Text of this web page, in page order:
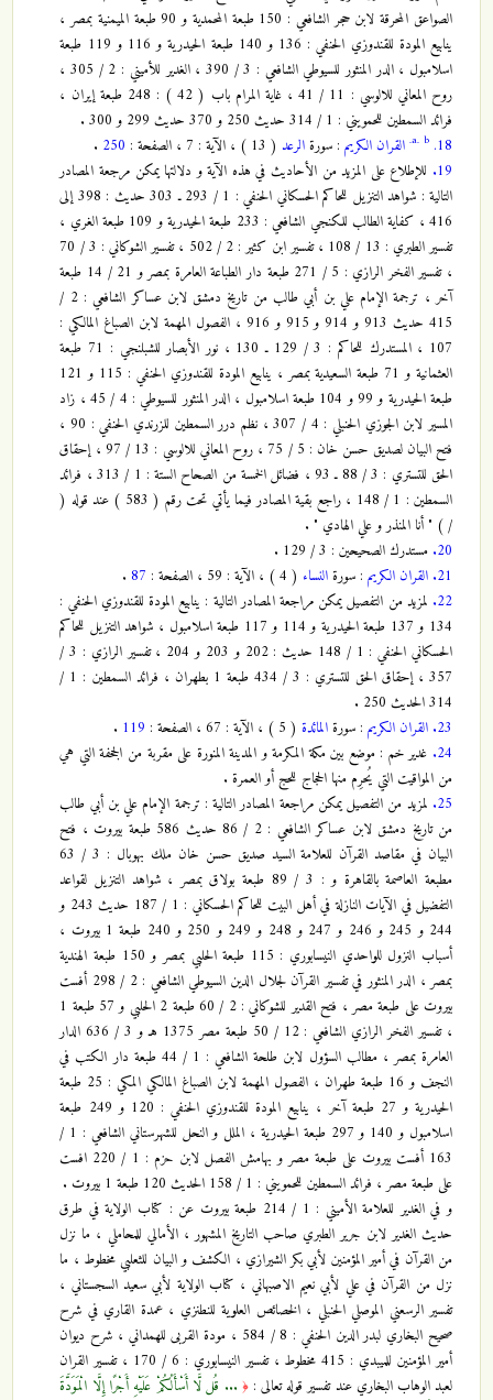
الصواعق المحرقة لابن حجر الشافعي : 150 طبعة المحمدية و 90 طبعة الميمنية بمصر ،
ينابيع المودة للقندوزي الحنفي : 136 و 140 طبعة الحيدرية و 116 و 119 طبعة
اسلامبول ، الدر المنثور للسيوطي الشافعي : 3 / 390 ، الغدير للأميني : 2 / 305 ،
روح المعاني للالوسي : 11 / 41 ، غاية المرام باب ( 42 ) : 248 طبعة إيران ،
فرائد السمطين للحمويني : 1 / 314 حديث 250 و 370 حديث 299 و 300 .
18.
a. b. القران الكريم : سورةالرعد ( 13 ) ، الآية : 7 ، الصفحة : 250
.
19. للإطلاع على المزيد من الأحاديث في هذه الآية و دلالتها يمكن مرجعة المصادر
التالية : شواهد التنزيل للحاكم الحسكاني الحنفي : 1 / 293 ـ 303 حديث : 398 إلى
416 ، كفاية الطالب للكنجي الشافعي : 233 طبعة الحيدرية و 109 طبعة الغري ،
تفسير الطبري : 13 / 108 ، تفسير ابن كثير : 2 / 502 ، تفسير الشوكاني : 3 / 70
، تفسير الفخر الرازي : 5 / 271 طبعة دار الطباعة العامرة بمصر و 21 / 14 طبعة
آخر ، ترجمة الإمام علي بن أبي طالب من تاريخ دمشق لابن عساكر الشافعي : 2 /
415 حديث 913 و 914 و 915 و 916 ، الفصول المهمة لابن الصباغ المالكي :
107 ، المستدرك للحاكم : 3 / 129 ـ 130 ، نور الأبصار للشبلنجي : 71 طبعة
العثمانية و 71 طبعة السعيدية بمصر ، ينابيع المودة للقندوزي الحنفي : 115 و 121
طبعة الحيدرية و 99 و 104 طبعة اسلامبول ، الدر المنثور للسيوطي : 4 / 45 ، زاد
المسير لابن الجوزي الحنبلي : 4 / 307 ، نظم درر السمطين للزرندي الحنفي : 90 ،
فتح البيان لصديق حسن خان : 5 / 75 ، روح المعاني للالوسي : 13 / 97 ، إحقاق
الحق للتستري : 3 / 88 ـ 93 ، فضائل الخمسة من الصحاح الستة : 1 / 313 ، فرائد
السمطين : 1 / 148 ، راجع بقية المصادر فيما يأتي تحت رقم ( 583 ) عند قوله (
/ ) " أنا المنذر و علي الهادي " .
20. مستدرك الصحيحين : 3 / 129 .
21. القران الكريم : سورةالنساء ( 4 ) ، الآية : 59 ، الصفحة : 87
.
22. لمزيد من التفصيل يمكن مراجعة المصادر التالية : ينابيع المودة للقندوزي الحنفي :
134 و 137 طبعة الحيدرية و 114 و 117 طبعة اسلامبول ، شواهد التنزيل للحاكم
الحسكاني الحنفي : 1 / 148 حديث : 202 و 203 و 204 ، تفسير الرازي : 3 /
357 ، إحقاق الحق للتستري : 3 / 434 طبعة 1 بطهران ، فرائد السمطين : 1 /
314 الحديث 250 .
23. القران الكريم : سورةالمائدة ( 5 ) ، الآية : 67 ، الصفحة : 119
.
24. غدير خم : موضع بين مكة المكرمة و المدينة المنورة على مقربة من الجحفة التي هي
من المواقيت التي يُحرِم منها الحجاج للحج أو العمرة .
25. لمزيد من التفصيل يمكن مراجعة المصادر التالية : ترجمة الإمام علي بن أبي طالب
من تاريخ دمشق لابن عساكر الشافعي : 2 / 86 حديث 586 طبعة بيروت ، فتح
البيان في مقاصد القرآن للعلامة السيد صديق حسن خان ملك بهوبال : 3 / 63
مطبعة العاصمة بالقاهرة و : 3 / 89 طبعة بولاق بمصر ، شواهد التنزيل لقواعد
التفضيل في الآيات النازلة في أهل البيت للحاكم الحسكاني : 1 / 187 حديث 243 و
244 و 245 و 246 و 247 و 248 و 249 و 250 و 240 طبعة 1 بيروت ،
أسباب النزول للواحدي النيسابوري : 115 طبعة الحلبي بمصر و 150 طبعة الهندية
بمصر ، الدر المنثور في تفسير القرآن لجلال الدين السيوطي الشافعي : 2 / 298 أفست
بيروت على طبعة مصر ، فتح القدير للشوكاني : 2 / 60 طبعة 2 الحلبي و 57 طبعة 1
، تفسير الفخر الرازي الشافعي : 12 / 50 طبعة مصر 1375 ه‍ـ و 3 / 636 الدار
العامرة بمصر ، مطالب السؤول لابن طلحة الشافعي : 1 / 44 طبعة دار الكتب في
النجف و 16 طبعة طهران ، الفصول المهمة لابن الصباغ المالكي المكي : 25 طبعة
الحيدرية و 27 طبعة آخر ، ينابيع المودة للقندوزي الحنفي : 120 و 249 طبعة
اسلامبول و 140 و 297 طبعة الحيدرية ، الملل و النحل للشهرستاني الشافعي : 1 /
163 أفست بيروت على طبعة مصر و بهامش الفصل لابن حزم : 1 / 220 افست
على طبعة مصر ، فرائد السمطين للحمويني : 1 / 158 الحديث 120 طبعة 1 بيروت .
و في الغدير للعلامة الأميني : 1 / 214 طبعة بيروت عن : كتاب الولاية في طرق
حديث الغدير لابن جرير الطبري صاحب التاريخ المشهور ، الأمالي للمحاملي ، ما نزل
من القرآن في أمير المؤمنين لأبي بكر الشيرازي ، الكشف و البيان للثعلبي مخطوط ، ما
نزل من القرآن في علي لأبي نعيم الاصبهاني ، كتاب الولاية لأبي سعيد السجستاني ،
تفسير الرسعني الموصلي الحنبلي ، الخصائص العلوية للنطنزي ، عمدة القاري في شرح
صحيح البخاري لبدر الدين الحنفي : 8 / 584 ، مودة القربى للهمداني ، شرح ديوان
أمير المؤمنين للميبدي : 415 مخطوط ، تفسير النيسابوري : 6 / 170 ، تفسير القران
لعبد الوهاب البخاري عند تفسير قوله تعالى :﴿ ... قُل لَّا أَسْأَلُكُمْ عَلَيْهِ أَجْرًا إِلَّا الْمَوَدَّةَ